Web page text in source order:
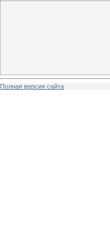
Полная версия сайта